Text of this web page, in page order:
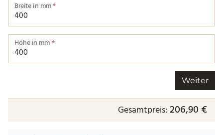
Breite in mm*
Breite von einer Kante bis zur nächsten.
Höhe in mm*
Weiter
Gesamtpreis: 206,90 €